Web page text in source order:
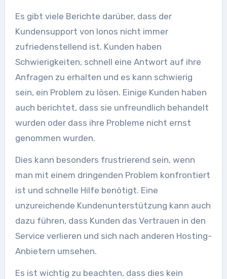
Es gibt viele Berichte darüber, dass der
Kundensupport von Ionos nicht immer
zufriedenstellend ist. Kunden haben
Schwierigkeiten, schnell eine Antwort auf ihre
Anfragen zu erhalten und es kann schwierig
sein, ein Problem zu lösen. Einige Kunden haben
auch berichtet, dass sie unfreundlich behandelt
wurden oder dass ihre Probleme nicht ernst
genommen wurden.
Dies kann besonders frustrierend sein, wenn
man mit einem dringenden Problem konfrontiert
ist und schnelle Hilfe benötigt. Eine
unzureichende Kundenunterstützung kann auch
dazu führen, dass Kunden das Vertrauen in den
Service verlieren und sich nach anderen Hosting-
Anbietern umsehen.
Es ist wichtig zu beachten, dass dies kein